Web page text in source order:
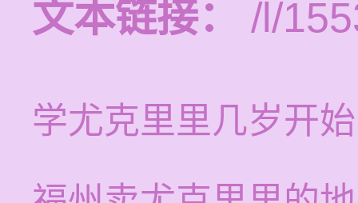
文本链接：
/l/
学尤克里里几岁开